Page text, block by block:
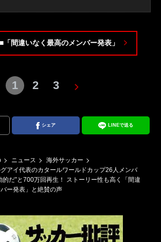
「間違いなく最高のメンバー発表」
1 2 3
シェア LINEで送る
ニュース
海外サッカー
グアイ代表のカタールワールドカップ26人メンバ
的だ”と700万回再生！ ストーリー性も高く「間違
ー発表」と絶賛の声